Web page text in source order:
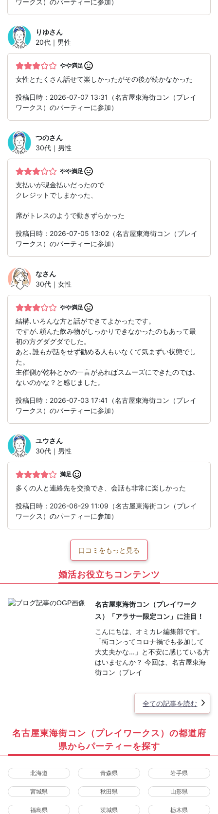
ワークス）のパーティーに参加）
りゆさん
20代｜男性
やや満足
女性とたくさん話せて楽しかったがその後が続かなかった
投稿日時：2026-07-07 13:31（名古屋東海街コン（プレイ
ワークス）のパーティーに参加）
つのさん
30代｜男性
やや満足
支払いが現金払いだったので
クレジットでしまかった、
席がトレスのようで動きずらかった
投稿日時：2026-07-05 13:02（名古屋東海街コン（プレイ
ワークス）のパーティーに参加）
なさん
30代｜女性
やや満足
結構､いろんな方と話ができてよかったです。
ですが､頼んた飲み物がしっかりできなかったのもあって最
初の方グダグダでした。
あと､誰もが話をせず勧める人もいなくて気まずい状態でし
た。
主催側が乾杯とかの一言があればスムーズにできたのでは､
ないのかな？と感じました。
投稿日時：2026-07-03 17:41（名古屋東海街コン（プレイ
ワークス）のパーティーに参加）
ユウさん
30代｜男性
満足
多くの人と連絡先を交換でき、会話も非常に楽しかった
投稿日時：2026-06-29 11:09（名古屋東海街コン（プレイ
ワークス）のパーティーに参加）
口コミをもっと見る
婚活お役立ちコンテンツ
名古屋東海街コン（プレイワーク
ス）「アラサー限定コン」に注目！
こんにちは、オミカレ編集部です。
「街コンってコロナ禍でも参加して
大丈夫かな…」と不安に感じている方
はいませんか？ 今回は、名古屋東海
街コン（プレイ
全ての記事を読む
名古屋東海街コン（プレイワークス）の都道府
県からパーティーを探す
北海道 青森県 岩手県
宮城県 秋田県 山形県
福島県 茨城県 栃木県